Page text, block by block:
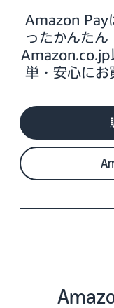
Amazon Pay
ったかんたん
Amazon.co.jp
単・安心にお